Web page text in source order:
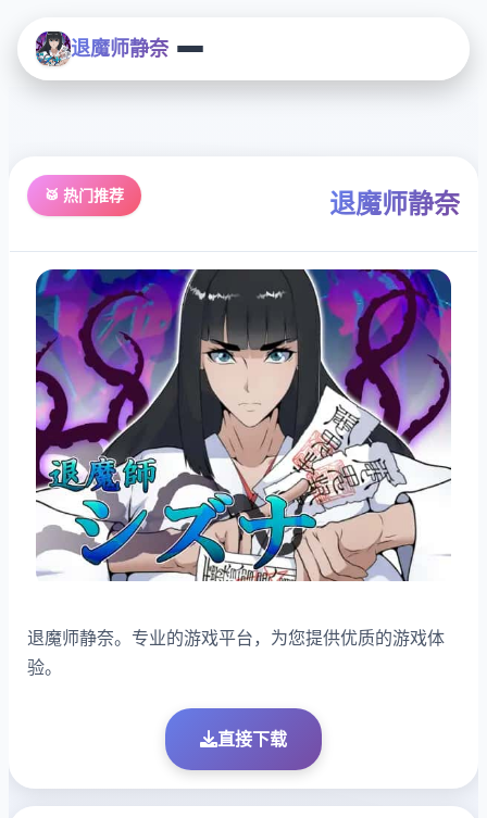
退魔师静奈
🥁 热门推荐 退魔师静奈
退魔师静奈。专业的游戏平台，为您提供优质的游戏体
验。
直接下载